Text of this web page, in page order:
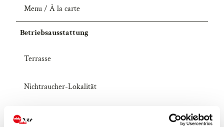
Menu / À la carte
Betriebsausstattung
Terrasse
Nichtraucher-Lokalität